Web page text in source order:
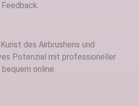
des Airbrushens und
Potenzial mit professioneller
online.